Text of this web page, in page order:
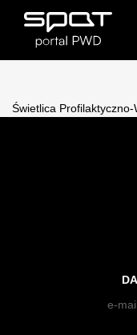
Świetlica
e-